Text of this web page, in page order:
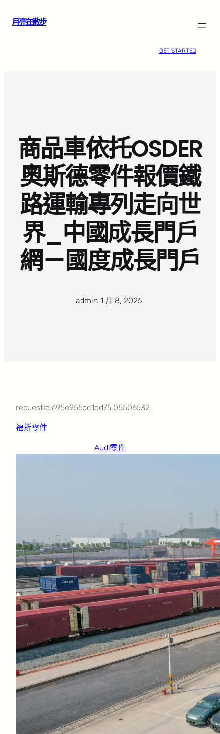
月亮在散步
GET STARTED
商品車依托OSDER
奧斯德零件報價鐵
路運輸專列走向世
界_中國成長門戶
網－國度成長門戶
admin 1 月 8, 2026
requestId:695e955cc1cd75.05506532.
福斯零件
Audi零件